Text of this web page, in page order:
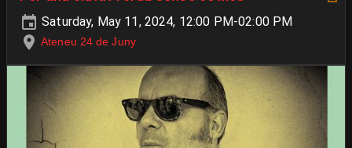
Saturday, May 11, 2024, 12:00 PM-02:00 PM
Ateneu 24 de Juny